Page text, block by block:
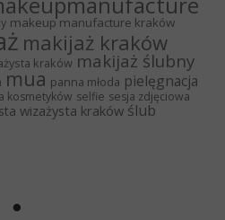
makeup manufacture kraków
makijaż kraków
kraków makijaż ślubny
mua panna młoda pielęgnacja
kosmetyków selfie sesja zdjęciowa
wizażysta kraków ślub